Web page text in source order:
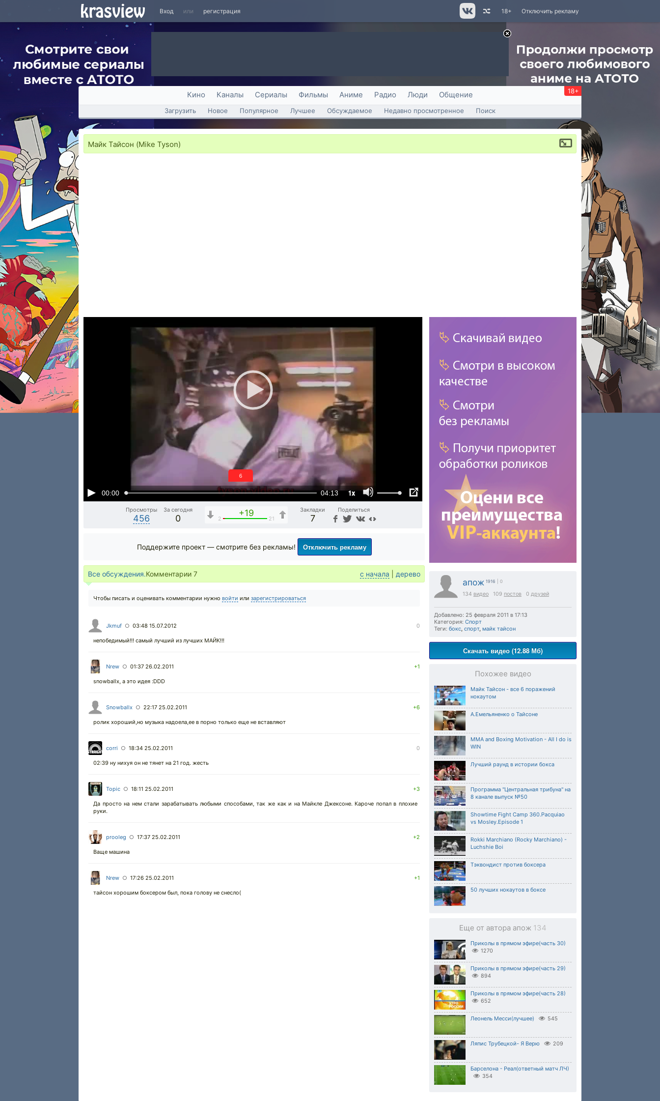
Вход или регистрация Отключить рекламу
18+
Кино Каналы Сериалы Фильмы Аниме Радио Люди Общение 18+
Загрузить Новое Популярное Лучшее Обсуждаемое Недавно просмотренное Поиск
Майк Тайсон (Mike Tyson)
00:00 04:13 1x
6
Просмотры
456
За сегодня
0
+19
2 21
Закладки
7
Поделиться
апож 1916 | 0
134 видео 109 постов 0 друзей
Добавлено: 25 февраля 2011 в 17:13
Категория: Спорт
Теги: бокс, спорт, майк тайсон
Скачать видео (12.88 Мб)
Похожее видео
Майк Тайсон - все 6 поражений
нокаутом
А.Емельяненко о Тайсоне
MMA and Boxing Motivation - All I do is
WIN
Лучший раунд в истории бокса
Программа "Центральная трибуна" на
8 канале выпуск №50
Showtime Fight Camp 360.Pacquiao
vs Mosley.Episode 1
Rokki Marchiano (Rocky Marchiano) -
Luchshie Boi
Тэквондист против боксера
50 лучших нокаутов в боксе
Еще от автора апож 134
Приколы в прямом эфире(часть 30)
1270
Приколы в прямом эфире(часть 29)
894
Приколы в прямом эфире(часть 28)
652
Леонель Месси(лучшее) 545
Ляпис Трубецкой- Я Верю 209
Барселона - Реал(ответный матч ЛЧ)
354
Поддержите проект — смотрите без рекламы! Отключить рекламу
Все обсуждения.Комментарии 7 с начала дерево
Чтобы писать и оценивать комментарии нужно войти или зарегистрироваться
Jkmuf ○ 03:48 15.07.2012 0
непобедимый!!! самый лучший из лучших МАЙК!!!
Nrew ○ 01:37 26.02.2011 +1
snowballx, а это идея :DDD
Snowballx ○ 22:17 25.02.2011 +6
ролик хороший,но музыка надоела,ее в порно только еще не вставляют
corri ○ 18:34 25.02.2011 0
02:39 ну нихуя он не тянет на 21 год. жесть
Topic ○ 18:11 25.02.2011 +3
Да просто на нем стали зарабатывать любыми способами, так же как и на Майкле Джексоне. Кароче попал в плохие
руки.
prooleg ○ 17:37 25.02.2011 +2
Ваще машина
Nrew ○ 17:26 25.02.2011 +1
тайсон хорошим боксером был, пока голову не снесло(